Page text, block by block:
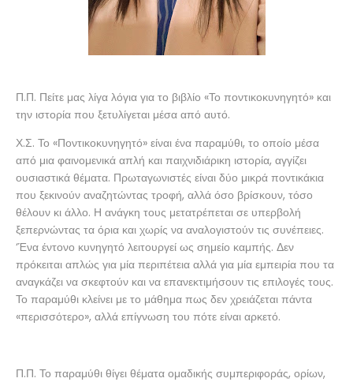
Π.Π. Πείτε μας λίγα λόγια για το βιβλίο «Το ποντικοκυνηγητό» και
την ιστορία που ξετυλίγεται μέσα από αυτό.
Χ.Σ. Το «Ποντικοκυνηγητό» είναι ένα παραμύθι, το οποίο μέσα
από μια φαινομενικά απλή και παιχνιδιάρικη ιστορία, αγγίζει
ουσιαστικά θέματα. Πρωταγωνιστές είναι δύο μικρά ποντικάκια
που ξεκινούν αναζητώντας τροφή, αλλά όσο βρίσκουν, τόσο
θέλουν κι άλλο. Η ανάγκη τους μετατρέπεται σε υπερβολή
ξεπερνώντας τα όρια και χωρίς να αναλογιστούν τις συνέπειες.
‘Ένα έντονο κυνηγητό λειτουργεί ως σημείο καμπής. Δεν
πρόκειται απλώς για μία περιπέτεια αλλά για μία εμπειρία που τα
αναγκάζει να σκεφτούν και να επανεκτιμήσουν τις επιλογές τους.
Το παραμύθι κλείνει με το μάθημα πως δεν χρειάζεται πάντα
«περισσότερο», αλλά επίγνωση του πότε είναι αρκετό.
Π.Π. Το παραμύθι θίγει θέματα ομαδικής συμπεριφοράς, ορίων,